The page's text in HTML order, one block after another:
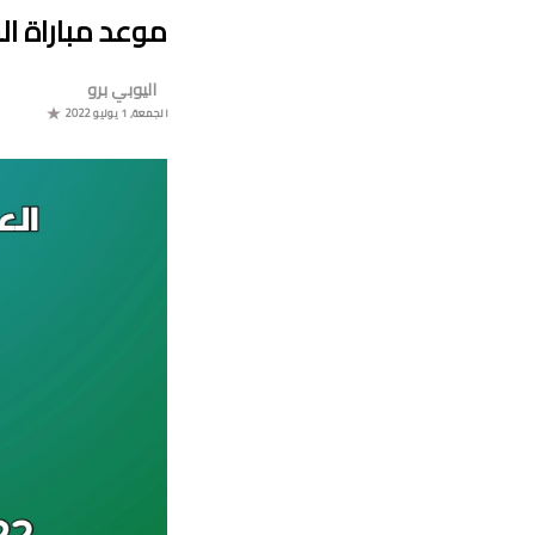
ترتيب
موعد مباراة مولودية وجدة والرجاء
موعد مباراة
اليوبي برو
الجمعة, 1 يوليو 2022